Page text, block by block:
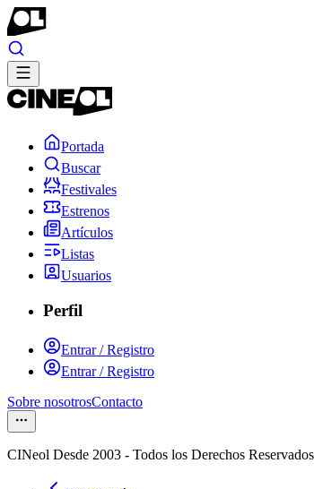
Portada
Buscar
Festivales
Estrenos
Artículos
Listas
Usuarios
Perfil
Entrar / Registro
Entrar / Registro
Sobre nosotrosContacto
CINeol Desde 2003 - Todos los Derechos